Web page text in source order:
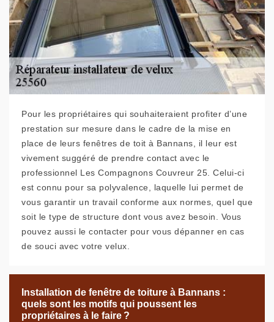
Pour les propriétaires qui souhaiteraient profiter d’une
prestation sur mesure dans le cadre de la mise en
place de leurs fenêtres de toit à Bannans, il leur est
vivement suggéré de prendre contact avec le
professionnel Les Compagnons Couvreur 25. Celui-ci
est connu pour sa polyvalence, laquelle lui permet de
vous garantir un travail conforme aux normes, quel que
soit le type de structure dont vous avez besoin. Vous
pouvez aussi le contacter pour vous dépanner en cas
de souci avec votre velux.
Installation de fenêtre de toiture à Bannans :
quels sont les motifs qui poussent les
propriétaires à le faire ?